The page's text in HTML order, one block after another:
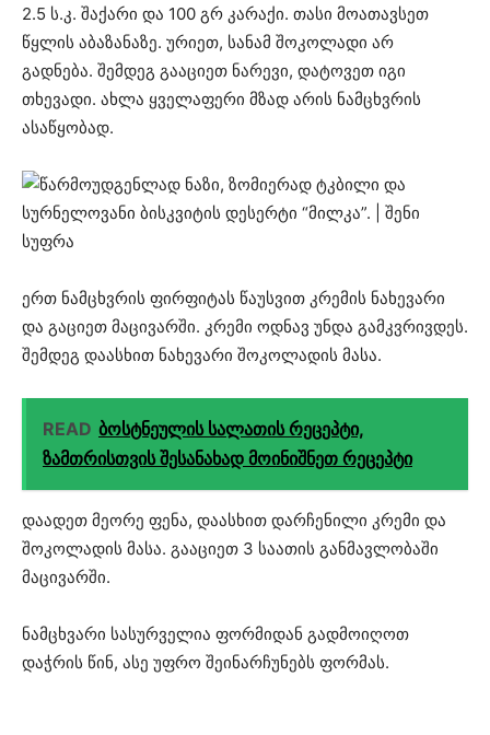
2.5 ს.კ. შაქარი და 100 გრ კარაქი. თასი მოათავსეთ
წყლის აბაზანაზე. ურიეთ, სანამ შოკოლადი არ
გადნება. შემდეგ გააციეთ ნარევი, დატოვეთ იგი
თხევადი. ახლა ყველაფერი მზად არის ნამცხვრის
ასაწყობად.
ერთ ნამცხვრის ფირფიტას წაუსვით კრემის ნახევარი
და გაციეთ მაცივარში. კრემი ოდნავ უნდა გამკვრივდეს.
შემდეგ დაასხით ნახევარი შოკოლადის მასა.
READ ბოსტნეულის სალათის რეცეპტი,
ზამთრისთვის შესანახად მოინიშნეთ რეცეპტი
დაადეთ მეორე ფენა, დაასხით დარჩენილი კრემი და
შოკოლადის მასა. გააციეთ 3 საათის განმავლობაში
მაცივარში.
ნამცხვარი სასურველია ფორმიდან გადმოიღოთ
დაჭრის წინ, ასე უფრო შეინარჩუნებს ფორმას.